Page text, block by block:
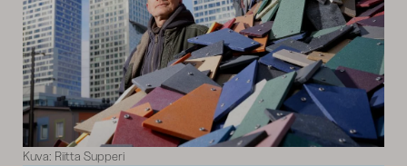
Kuva: Riitta Supperi